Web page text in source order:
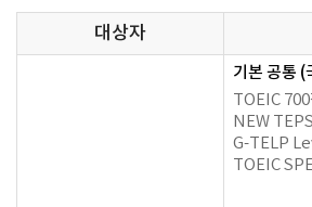
대상자
기본 공통 (
TOEIC
NEW
G-TELP
TOEIC